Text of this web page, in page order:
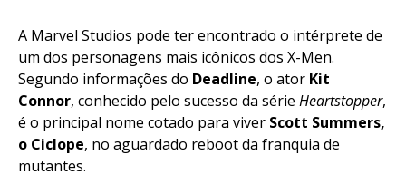
A Marvel Studios pode ter encontrado o intérprete de
um dos personagens mais icônicos dos X-Men.
Segundo informações do Deadline, o ator Kit
Connor, conhecido pelo sucesso da série Heartstopper,
é o principal nome cotado para viver Scott Summers,
o Ciclope, no aguardado reboot da franquia de
mutantes.